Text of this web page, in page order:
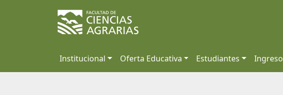
Institucional Oferta Educativa Estudiantes Ingreso